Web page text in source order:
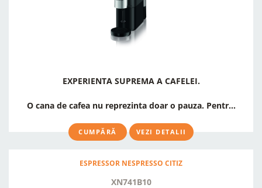
EXPERIENTA SUPREMA A CAFELEI.
O cana de cafea nu reprezinta doar o pauza. Pentr...
CUMPĂRĂ VEZI DETALII
ESPRESSOR NESPRESSO CITIZ
XN741B10